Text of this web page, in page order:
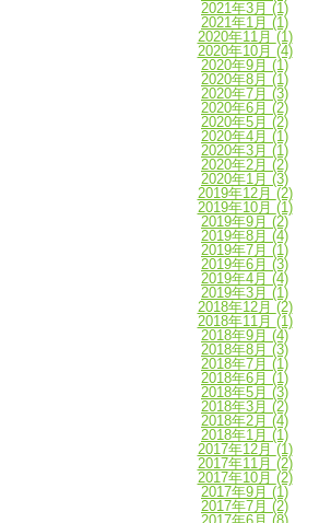
2021年3月 (1)
2021年1月 (1)
2020年11月 (1)
2020年10月 (4)
2020年9月 (1)
2020年8月 (1)
2020年7月 (3)
2020年6月 (2)
2020年5月 (2)
2020年4月 (1)
2020年3月 (1)
2020年2月 (2)
2020年1月 (3)
2019年12月 (2)
2019年10月 (1)
2019年9月 (2)
2019年8月 (4)
2019年7月 (1)
2019年6月 (3)
2019年4月 (4)
2019年3月 (1)
2018年12月 (2)
2018年11月 (1)
2018年9月 (4)
2018年8月 (3)
2018年7月 (1)
2018年6月 (1)
2018年5月 (3)
2018年3月 (2)
2018年2月 (4)
2018年1月 (1)
2017年12月 (1)
2017年11月 (2)
2017年10月 (2)
2017年9月 (1)
2017年7月 (2)